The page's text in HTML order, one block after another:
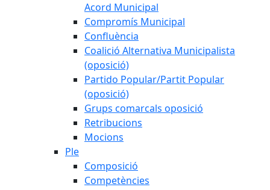
Acord Municipal
Compromís Municipal
Confluència
Coalició Alternativa Municipalista
(oposició)
Partido Popular/Partit Popular
(oposició)
Grups comarcals oposició
Retribucions
Mocions
Ple
Composició
Competències